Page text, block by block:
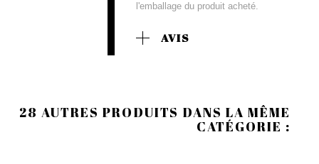
l'emballage du produit acheté.
AVIS
28 AUTRES PRODUITS DANS LA MÊME
CATÉGORIE :